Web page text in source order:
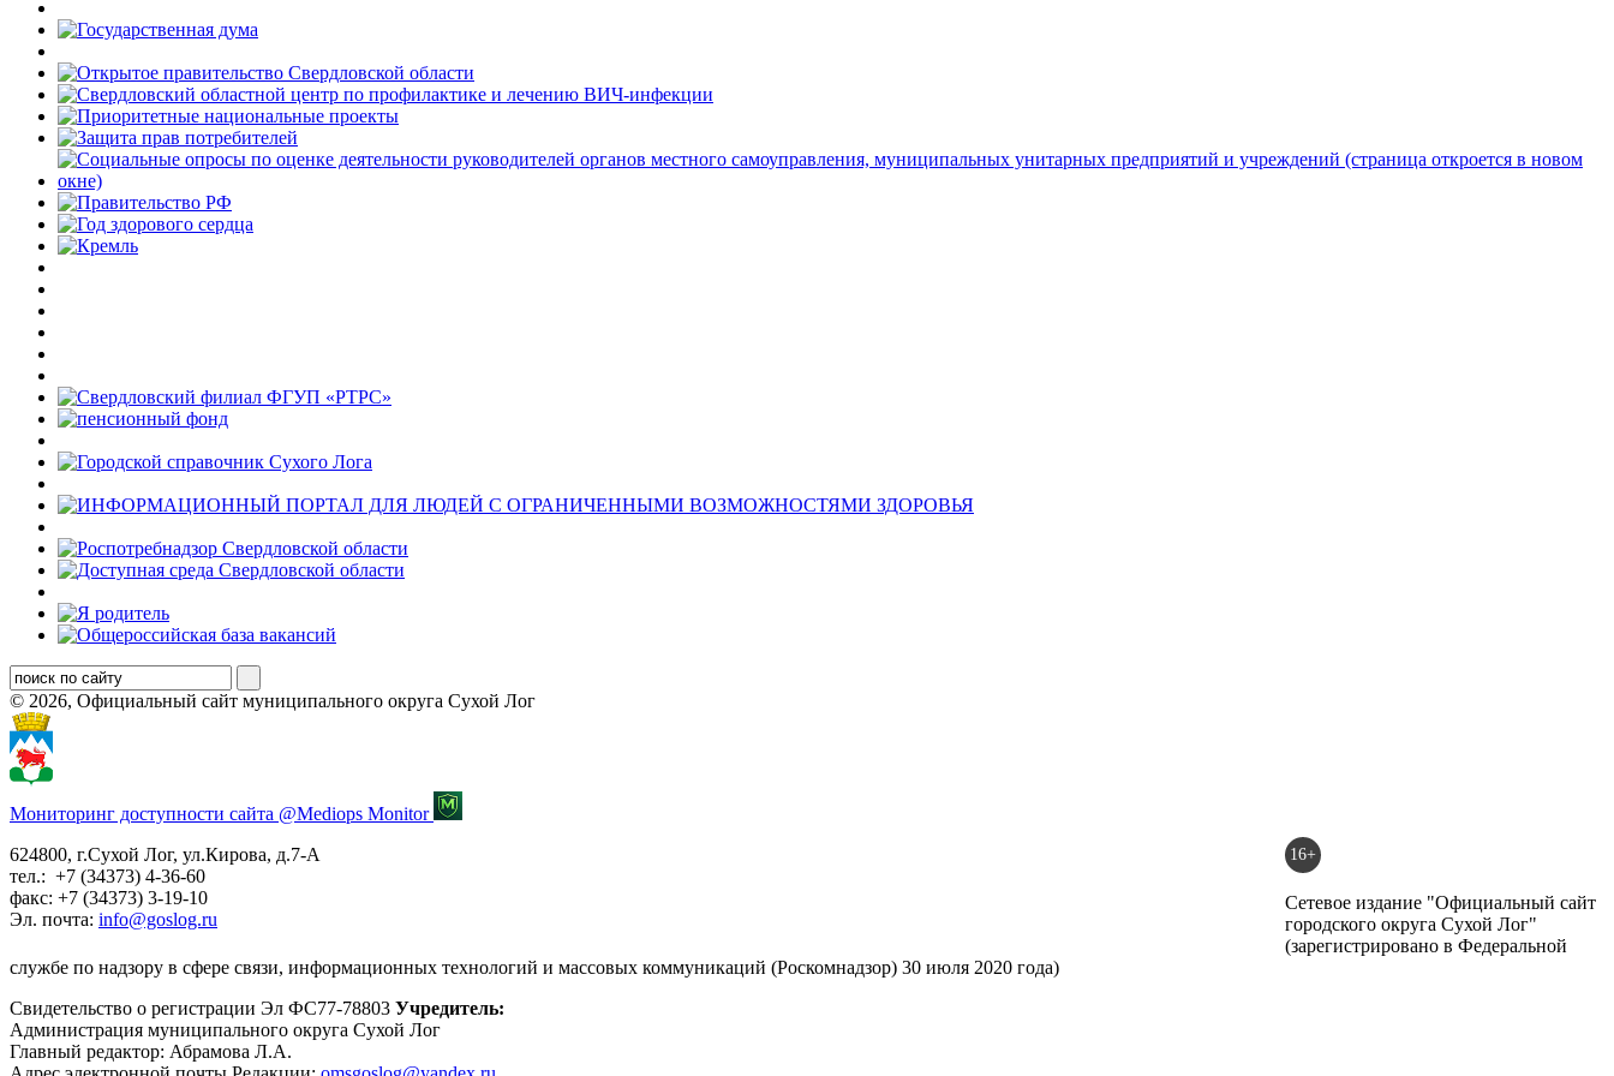
© 2026, Официальный сайт муниципального округа Сухой Лог
Мониторинг доступности сайта @Mediops Monitor
624800, г.Сухой Лог, ул.Кирова, д.7-А
тел.: +7 (34373) 4-36-60
факс: +7 (34373) 3-19-10
Эл. почта: info@goslog.ru
16+
Сетевое издание "Официальный сайт
городского округа Сухой Лог"
(зарегистрировано в Федеральной
службе по надзору в сфере связи, информационных технологий и массовых коммуникаций (Роскомнадзор) 30 июля 2020 года)
Свидетельство о регистрации Эл ФС77-78803 Учредитель:
Администрация муниципального округа Сухой Лог
Главный редактор: Абрамова Л.А.